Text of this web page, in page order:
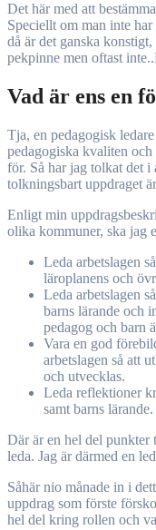
Det här med att
Speciellt om man inte
då är det ganska
pekpinne men oftast
Vad är ens en
Tja, en pedagogisk
pedagogiska kvaliten
för. Så har jag tolkat det
tolkningsbart uppdraget
Enligt min
olika kommuner, ska jag
Leda arbetslagen
läroplanens och
Leda arbetslagen
barns lärande och
pedagog och barn
Vara en god
arbetslagen så att
och utvecklas.
Leda reflektioner
samt barns lärande.
Där är en hel del punkter
leda. Jag är därmed en
Såhär nio månade in i
uppdrag som förste
hel del kring rollen och